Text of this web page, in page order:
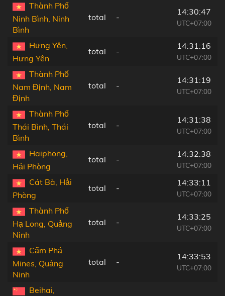
Thành Phố
Ninh Bình, Ninh
Bình
total -
14:30:47
UTC+07:00
Hưng Yên,
Hưng Yên
total -
14:31:16
UTC+07:00
Thành Phố
Nam Định, Nam
Định
total -
14:31:19
UTC+07:00
Thành Phố
Thái Bình, Thái
Bình
total -
14:31:38
UTC+07:00
Haiphong,
Hải Phòng
total -
14:32:38
UTC+07:00
Cát Bà, Hải
Phòng
total -
14:33:11
UTC+07:00
Thành Phố
Hạ Long, Quảng
Ninh
total -
14:33:25
UTC+07:00
Cẩm Phả
Mines, Quảng
Ninh
total -
14:33:53
UTC+07:00
Beihai,